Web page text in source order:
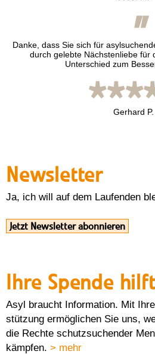
"
Danke, dass Sie sich für
durch gelebte Nächstenliebe für
Unterschied zum
Gerhard P.
Newsletter
Ja, ich will auf dem Laufenden
Jetzt Newsletter abonnieren
Ihre Spende hilft
Asyl braucht Information. Mit
stützung ermöglichen Sie uns,
die Rechte schutzsuchender
kämpfen. > mehr